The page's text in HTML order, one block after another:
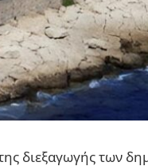
διεξαγωγής των